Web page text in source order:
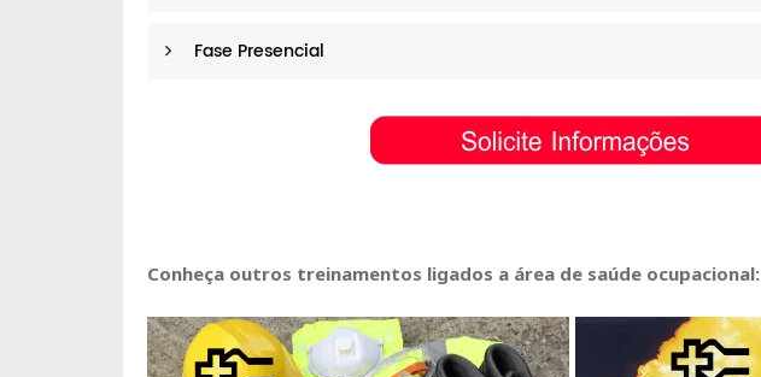
Fase Presencial
Conheça outros treinamentos ligados a área de saúde ocupacional: